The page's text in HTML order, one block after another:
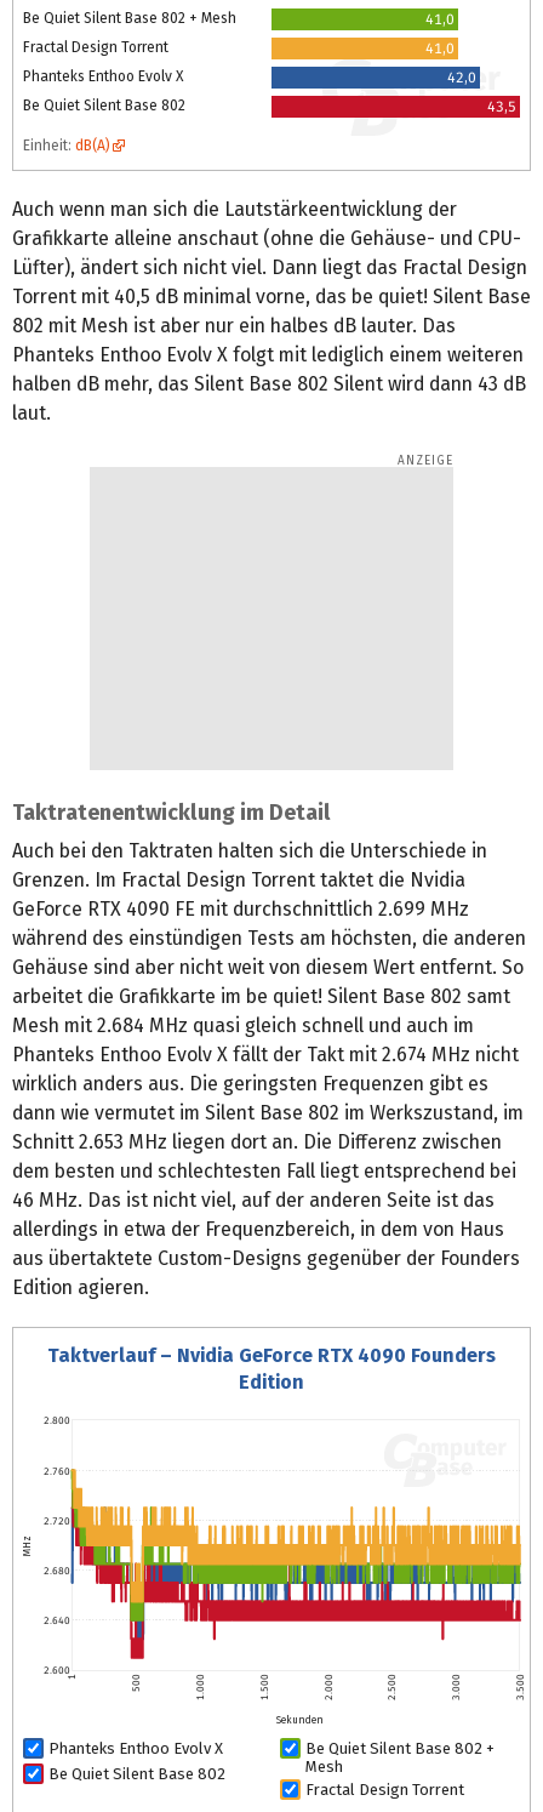
Be Quiet Silent Base 802 + Mesh
41,0
Fractal Design Torrent
41,0
Phanteks Enthoo Evolv X
42,0
Be Quiet Silent Base 802
43,5
Einheit: dB(A)
Auch wenn man sich die Lautstärkeentwicklung der
Grafikkarte alleine anschaut (ohne die Gehäuse- und CPU-
Lüfter), ändert sich nicht viel. Dann liegt das Fractal Design
Torrent mit 40,5 dB minimal vorne, das be quiet! Silent Base
802 mit Mesh ist aber nur ein halbes dB lauter. Das
Phanteks Enthoo Evolv X folgt mit lediglich einem weiteren
halben dB mehr, das Silent Base 802 Silent wird dann 43 dB
laut.
Taktratenentwicklung im Detail
Auch bei den Taktraten halten sich die Unterschiede in
Grenzen. Im Fractal Design Torrent taktet die Nvidia
GeForce RTX 4090 FE mit durchschnittlich 2.699 MHz
während des einstündigen Tests am höchsten, die anderen
Gehäuse sind aber nicht weit von diesem Wert entfernt. So
arbeitet die Grafikkarte im be quiet! Silent Base 802 samt
Mesh mit 2.684 MHz quasi gleich schnell und auch im
Phanteks Enthoo Evolv X fällt der Takt mit 2.674 MHz nicht
wirklich anders aus. Die geringsten Frequenzen gibt es
dann wie vermutet im Silent Base 802 im Werkszustand, im
Schnitt 2.653 MHz liegen dort an. Die Differenz zwischen
dem besten und schlechtesten Fall liegt entsprechend bei
46 MHz. Das ist nicht viel, auf der anderen Seite ist das
allerdings in etwa der Frequenzbereich, in dem von Haus
aus übertaktete Custom-Designs gegenüber der Founders
Edition agieren.
Taktverlauf – Nvidia GeForce RTX 4090 Founders
Edition
2.600
2.640
2.680
2.720
2.760
2.800
MHz
1 500 1.000 1.500 2.000 2.500 3.000 3.500
Sekunden
Phanteks Enthoo Evolv X
Be Quiet Silent Base 802
Be Quiet Silent Base 802 +
Mesh
Fractal Design Torrent